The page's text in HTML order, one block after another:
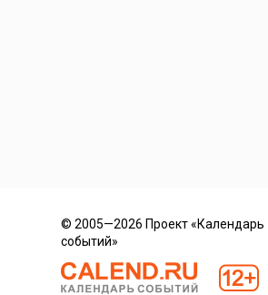
© 2005—2026 Проект «Календарь
событий»